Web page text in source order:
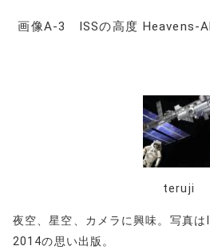
画像A-3 ISSの高度 Heavens-
teruji
夜空、星空、カメラに興味。写真
2014の思い出版。